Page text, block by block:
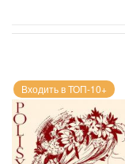
Входить в ТОП-10+